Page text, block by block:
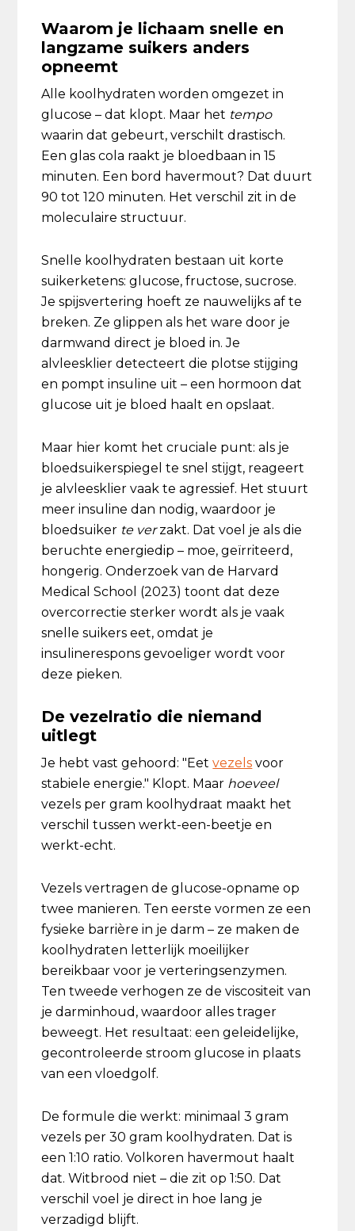
Waarom je lichaam snelle en
langzame suikers anders
opneemt
Alle koolhydraten worden omgezet in
glucose – dat klopt. Maar het tempo
waarin dat gebeurt, verschilt drastisch.
Een glas cola raakt je bloedbaan in 15
minuten. Een bord havermout? Dat duurt
90 tot 120 minuten. Het verschil zit in de
moleculaire structuur.
Snelle koolhydraten bestaan uit korte
suikerketens: glucose, fructose, sucrose.
Je spijsvertering hoeft ze nauwelijks af te
breken. Ze glippen als het ware door je
darmwand direct je bloed in. Je
alvleesklier detecteert die plotse stijging
en pompt insuline uit – een hormoon dat
glucose uit je bloed haalt en opslaat.
Maar hier komt het cruciale punt: als je
bloedsuikerspiegel te snel stijgt, reageert
je alvleesklier vaak te agressief. Het stuurt
meer insuline dan nodig, waardoor je
bloedsuiker te verzakt. Dat voel je als die
beruchte energiedip – moe, geïrriteerd,
hongerig. Onderzoek van de Harvard
Medical School (2023) toont dat deze
overcorrectie sterker wordt als je vaak
snelle suikers eet, omdat je
insulinerespons gevoeliger wordt voor
deze pieken.
De vezelratio die niemand
uitlegt
Je hebt vast gehoord: "Eetvezels voor
stabiele energie." Klopt. Maar hoeveel
vezels per gram koolhydraat maakt het
verschil tussen werkt-een-beetje en
werkt-echt.
Vezels vertragen de glucose-opname op
twee manieren. Ten eerste vormen ze een
fysieke barrière in je darm – ze maken de
koolhydraten letterlijk moeilijker
bereikbaar voor je verteringsenzymen.
Ten tweede verhogen ze de viscositeit van
je darminhoud, waardoor alles trager
beweegt. Het resultaat: een geleidelijke,
gecontroleerde stroom glucose in plaats
van een vloedgolf.
De formule die werkt: minimaal 3 gram
vezels per 30 gram koolhydraten. Dat is
een 1:10 ratio. Volkoren havermout haalt
dat. Witbrood niet – die zit op 1:50. Dat
verschil voel je direct in hoe lang je
verzadigd blijft.